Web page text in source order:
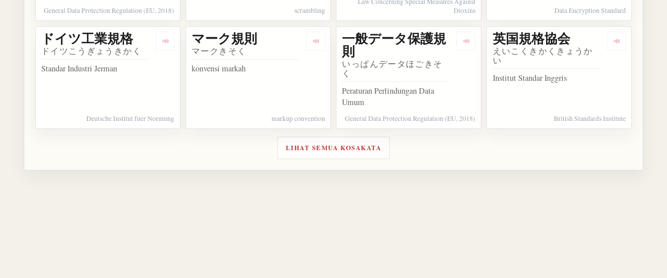
General Data Protection Regulation (EU, 2018) scrambling
Dioxins
Data Encryption Standard
Dengarkan kosakata ドイツ工業規格
ドイツ工業規格
ドイツこうぎょうきかく
Standar Industri Jerman
Deutsche Institut fuer Normung
Dengarkan kosakata マーク規則
マーク規則
マークきそく
konvensi markah
markup convention
Dengarkan kosakata 一般データ保護規則
一般データ保護規
則
いっぱんデータほごきそ
く
Peraturan Perlindungan Data
Umum
General Data Protection Regulation (EU, 2018)
Dengarkan
英国規格協会
えいこくきかくきょうか
い
Institut Standar Inggris
British Standards Institute
LIHAT SEMUA KOSAKATA